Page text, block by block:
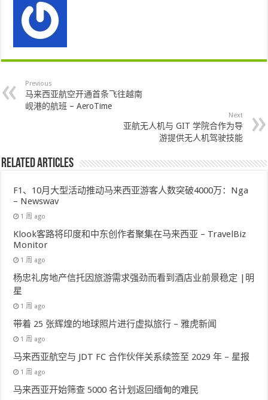
Previous
马来西亚航空开通首条飞往越南
岘港的航班 – AeroTime
Next
亚航无人机与 GIT 学院合作为导
游提供无人机驾驶技能
Related Articles
F1、10月大型活动推动马来西亚游客人数突破4000万：Nga
– Newswav
1 周 ago
Klook客路将印度和中东创作者聚集在马来西亚 – TravelBiz
Monitor
1 周 ago
杨忠礼房地产信托因旅游需求强劲而看到酒店业前景稳定 |明
星
1 周 ago
带着 25 张辉煌的地球照片进行虚拟旅行 – 雅虎新闻
1 周 ago
马来西亚航空与 JDT FC 合作伙伴关系续签至 2029 年 – 星报
1 周 ago
马来西亚开始筛查 5000 名计划返回缅甸的难民